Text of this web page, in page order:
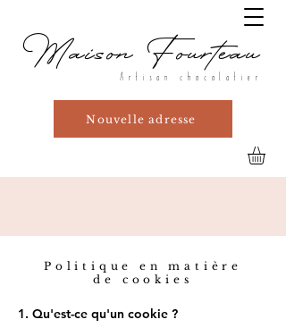
Maison Fourteau
Artisan chocolatier
Nouvelle adresse
Politique en matière
de cookies
1. Qu'est-ce qu'un cookie ?